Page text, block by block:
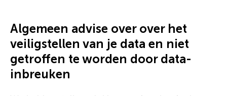
Algemeen advise over over het
veiligstellen van je data en niet
getroffen te worden door data-
inbreuken